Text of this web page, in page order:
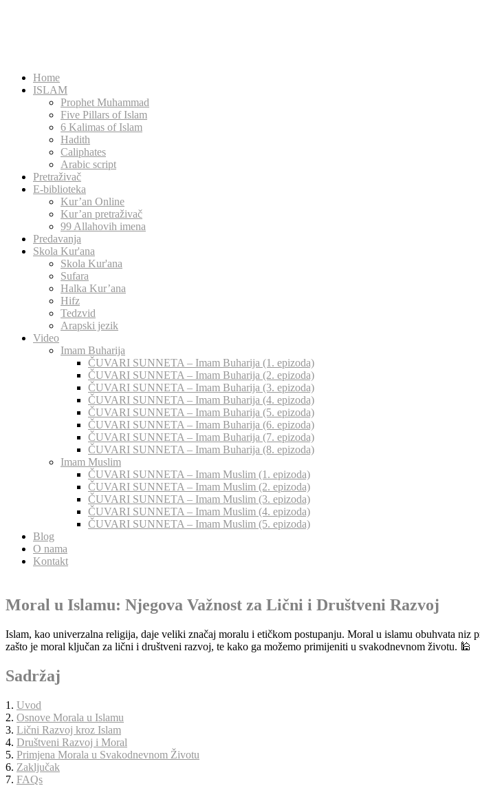
Home
ISLAM
Prophet Muhammad
Five Pillars of Islam
6 Kalimas of Islam
Hadith
Caliphates
Arabic script
Pretraživač
E-biblioteka
Kur’an Online
Kur’an pretraživač
99 Allahovih imena
Predavanja
Skola Kur'ana
Skola Kur'ana
Sufara
Halka Kur’ana
Hifz
Tedzvid
Arapski jezik
Video
Imam Buharija
ČUVARI SUNNETA – Imam Buharija (1. epizoda)
ČUVARI SUNNETA – Imam Buharija (2. epizoda)
ČUVARI SUNNETA – Imam Buharija (3. epizoda)
ČUVARI SUNNETA – Imam Buharija (4. epizoda)
ČUVARI SUNNETA – Imam Buharija (5. epizoda)
ČUVARI SUNNETA – Imam Buharija (6. epizoda)
ČUVARI SUNNETA – Imam Buharija (7. epizoda)
ČUVARI SUNNETA – Imam Buharija (8. epizoda)
Imam Muslim
ČUVARI SUNNETA – Imam Muslim (1. epizoda)
ČUVARI SUNNETA – Imam Muslim (2. epizoda)
ČUVARI SUNNETA – Imam Muslim (3. epizoda)
ČUVARI SUNNETA – Imam Muslim (4. epizoda)
ČUVARI SUNNETA – Imam Muslim (5. epizoda)
Blog
O nama
Kontakt
Moral u Islamu: Njegova Važnost za Lični i Društveni Razvoj
Islam, kao univerzalna religija, daje veliki značaj moralu i etičkom postupanju. Moral u islamu obuhvata
zašto je moral ključan za lični i društveni razvoj, te kako ga možemo primijeniti u svakodnevnom životu. 🕌
Sadržaj
1. Uvod
2. Osnove Morala u Islamu
3. Lični Razvoj kroz Islam
4. Društveni Razvoj i Moral
5. Primjena Morala u Svakodnevnom Životu
6. Zaključak
7. FAQs